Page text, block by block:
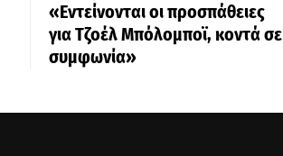
«Εντείνονται οι προσπάθειες
για Τζοέλ Μπόλομποϊ, κοντά σε
συμφωνία»